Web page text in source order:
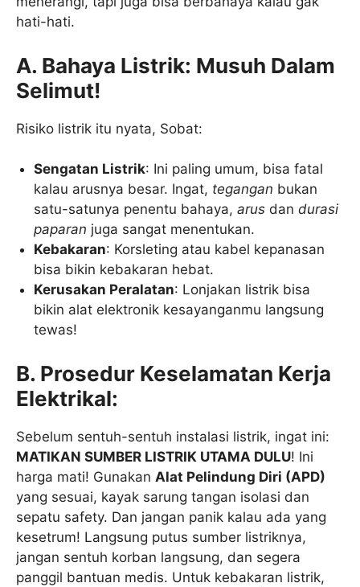
hati-hati.
A. Bahaya Listrik: Musuh Dalam
Selimut!
Risiko listrik itu nyata, Sobat:
Sengatan Listrik: Ini paling umum, bisa fatal
kalau arusnya besar. Ingat, tegangan bukan
satu-satunya penentu bahaya,arus dandurasi
paparan juga sangat menentukan.
Kebakaran: Korsleting atau kabel kepanasan
bisa bikin kebakaran hebat.
Kerusakan Peralatan: Lonjakan listrik bisa
bikin alat elektronik kesayanganmu langsung
tewas!
B. Prosedur Keselamatan Kerja
Elektrikal:
Sebelum sentuh-sentuh instalasi listrik, ingat ini:
MATIKAN SUMBER LISTRIK UTAMA DULU! Ini
harga mati! Gunakan Alat Pelindung Diri (APD)
yang sesuai, kayak sarung tangan isolasi dan
sepatu safety. Dan jangan panik kalau ada yang
kesetrum! Langsung putus sumber listriknya,
jangan sentuh korban langsung, dan segera
panggil bantuan medis. Untuk kebakaran listrik,